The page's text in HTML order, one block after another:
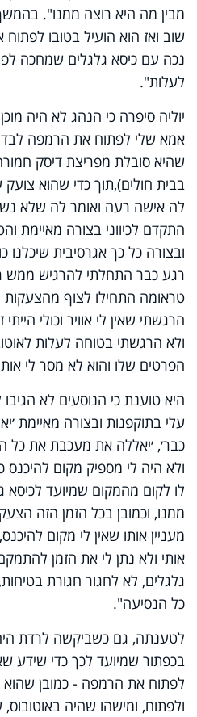
מבין מה היא רוצה ממנו".
שוב ואז הוא הועיל בטובו
נכה עם כיסא גלגלים שמחכה
לעלות".
יוליה סיפרה כי הנהג לא היה
אמא שלי לפתוח את הרמפה
שהיא סובלת מפריצת דיסק
בבית חולים),תוך כדי שהוא
לה אישה רעה ואומר לה שלא
התקדם לכיווני בצורה מאיימת
ובצורה כל כך אגרסיבית שיכלנו
רגע כבר התחלתי להרגיש ממש
טראומה התחילו לצוף מהצעקות
הרגשתי שאין לי אוויר וכולי
ולא הרגשתי בטוחה לעלות
הפרטים שלו והוא לא מסר לי
היא טוענת כי הנוסעים לא
עלי בתוקפנות ובצורה מאיימת
כבר׳, ׳יאללה את מעכבת את כל
ולא היה לי מספיק מקום
לו לקום מהמקום שמיועד לכיסא
ממנו, וכמובן בכל הזמן הזה
מעניין אותו שאין לי מקום
אותי ולא נתן לי את הזמן
גלגלים, לא לחגור חגורת
כל הנסיעה".
לטענתה, גם כשביקשה לרדת
בכפתור שמיועד לכך כדי שידע
לפתוח את הרמפה - כמובן שהוא
ולפתוח, ומישהו שהיה